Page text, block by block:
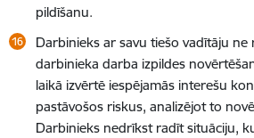
pildīšanu.
Darbinieks ar savu tiešo vadītāju ne
darbinieka darba izpildes
laikā izvērtē iespējamās interešu
pastāvošos riskus, analizējot to
Darbinieks nedrīkst radīt situāciju,